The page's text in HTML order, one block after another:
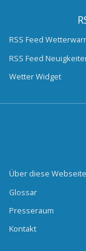
RSS Feed
RSS Feed
Wetter Widget
Über diese Webseite
Glossar
Presseraum
Kontakt